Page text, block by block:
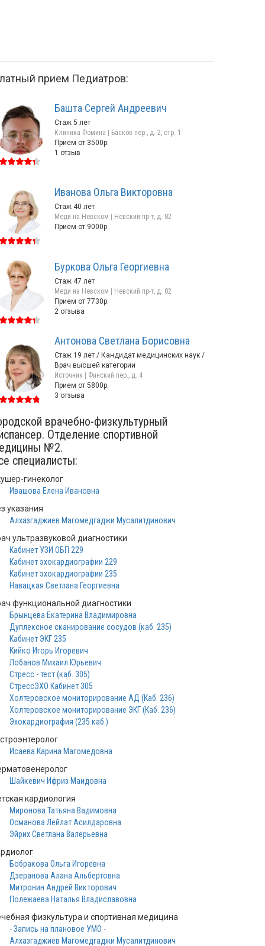
Чубарова
Алёна Васильевна
Стаж 19 лет
Басков пер., д. 2, стр. 1
прием Педиатров:
Башта Сергей Андреевич
Стаж 5 лет
Клиника Фомина | Басков пер., д. 2, стр. 1
Прием от 3500р.
1 отзыв
Иванова Ольга Викторовна
Стаж 40 лет
Меди на Невском | Невский пр-т, д. 82
Прием от 9000р.
Буркова Ольга Георгиевна
Стаж 47 лет
Меди на Невском | Невский пр-т, д. 82
Прием от 7730р.
2 отзыва
Антонова Светлана Борисовна
Стаж 19 лет / Кандидат медицинских наук /
Врач высшей категории
Источник | Финский пер., д. 4
Прием от 5800р.
3 отзыва
врачебно-физкультурный
Отделение спортивной
№2.
специалисты:
гинеколог
Ивашова Елена Ивановна
указания
Алхазгаджиев Магомедгаджи Мусалитдинович
ультразвуковой диагностики
Кабинет УЗИ ОБП 229
Кабинет эхокардиографии 229
Кабинет эхокардиографии 235
Навацкая Светлана Георгиевна
функциональной диагностики
Брынцева Екатерина Владимировна
Дуплексное сканирование сосудов (каб. 235)
Кабинет ЭКГ 235
Кийко Игорь Игоревич
Лобанов Михаил Юрьевич
Стресс - тест (каб. 305)
СтрессЭХО Кабинет 305
Холтеровское мониторирование АД (Каб. 236)
Холтеровское мониторирование ЭКГ (Каб. 236)
Эхокардиография (235 каб.)
Исаева Карина Магомедовна
Шайкевич Ифриз Маидовна
кардиология
Миронова Татьяна Вадимовна
Османова Лейлат Асилдаровна
Эйрих Светлана Валерьевна
Бобракова Ольга Игоревна
Дзеранова Алана Альбертовна
Митронин Андрей Викторович
Полежаева Наталья Владиславовна
физкультура и спортивная медицина
- Запись на плановое УМО -
Алхазгаджиев Магомедгаджи Мусалитдинович